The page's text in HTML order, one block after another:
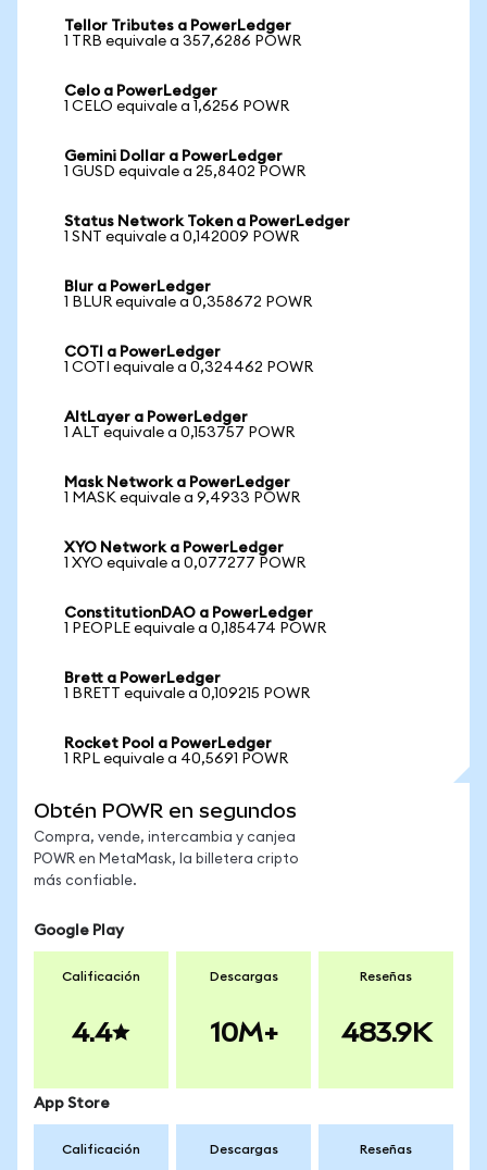
Tellor Tributes a PowerLedger
1 TRB equivale a 357,6286 POWR
Celo a PowerLedger
1 CELO equivale a 1,6256 POWR
Gemini Dollar a PowerLedger
1 GUSD equivale a 25,8402 POWR
Status Network Token a PowerLedger
1 SNT equivale a 0,142009 POWR
Blur a PowerLedger
1 BLUR equivale a 0,358672 POWR
COTI a PowerLedger
1 COTI equivale a 0,324462 POWR
AltLayer a PowerLedger
1 ALT equivale a 0,153757 POWR
Mask Network a PowerLedger
1 MASK equivale a 9,4933 POWR
XYO Network a PowerLedger
1 XYO equivale a 0,077277 POWR
ConstitutionDAO a PowerLedger
1 PEOPLE equivale a 0,185474 POWR
Brett a PowerLedger
1 BRETT equivale a 0,109215 POWR
Rocket Pool a PowerLedger
1 RPL equivale a 40,5691 POWR
Obtén POWR en segundos
Compra, vende, intercambia y canjea
POWR en MetaMask, la billetera cripto
más confiable.
Google Play
Calificación
4.4
Descargas
10M+
Reseñas
483.9K
App Store
Calificación Descargas Reseñas